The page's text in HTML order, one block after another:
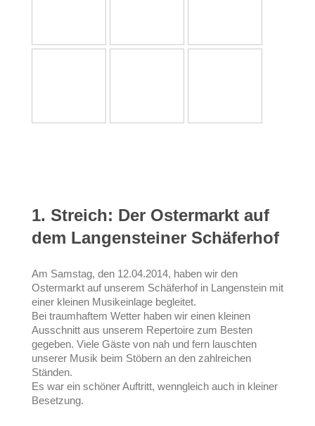
1. Streich: Der Ostermarkt auf
dem Langensteiner Schäferhof
Am Samstag, den 12.04.2014, haben wir den
Ostermarkt auf unserem Schäferhof in Langenstein mit
einer kleinen Musikeinlage begleitet.
Bei traumhaftem Wetter haben wir einen kleinen
Ausschnitt aus unserem Repertoire zum Besten
gegeben. Viele Gäste von nah und fern lauschten
unserer Musik beim Stöbern an den zahlreichen
Ständen.
Es war ein schöner Auftritt, wenngleich auch in kleiner
Besetzung.